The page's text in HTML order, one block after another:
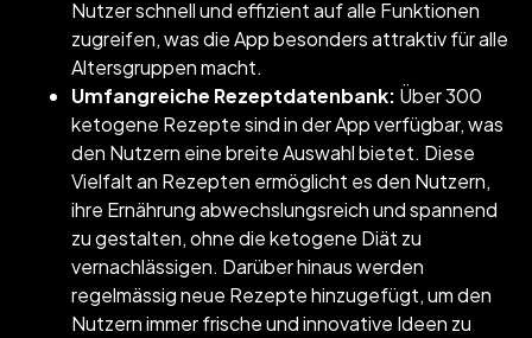
Nutzer schnell und effizient auf alle Funktionen
zugreifen, was die App besonders attraktiv für alle
Altersgruppen macht.
Umfangreiche Rezeptdatenbank: Über 300
ketogene Rezepte sind in der App verfügbar, was
den Nutzern eine breite Auswahl bietet. Diese
Vielfalt an Rezepten ermöglicht es den Nutzern,
ihre Ernährung abwechslungsreich und spannend
zu gestalten, ohne die ketogene Diät zu
vernachlässigen. Darüber hinaus werden
regelmässig neue Rezepte hinzugefügt, um den
Nutzern immer frische und innovative Ideen zu